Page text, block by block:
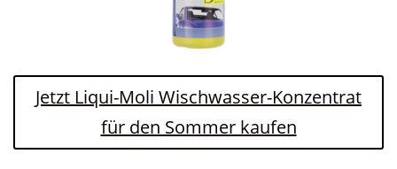
Jetzt Liqui-Moli Wischwasser-Konzentrat
für den Sommer kaufen